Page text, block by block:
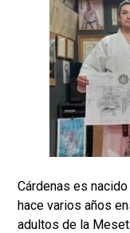
Cárdenas es
hace varios años
adultos de la